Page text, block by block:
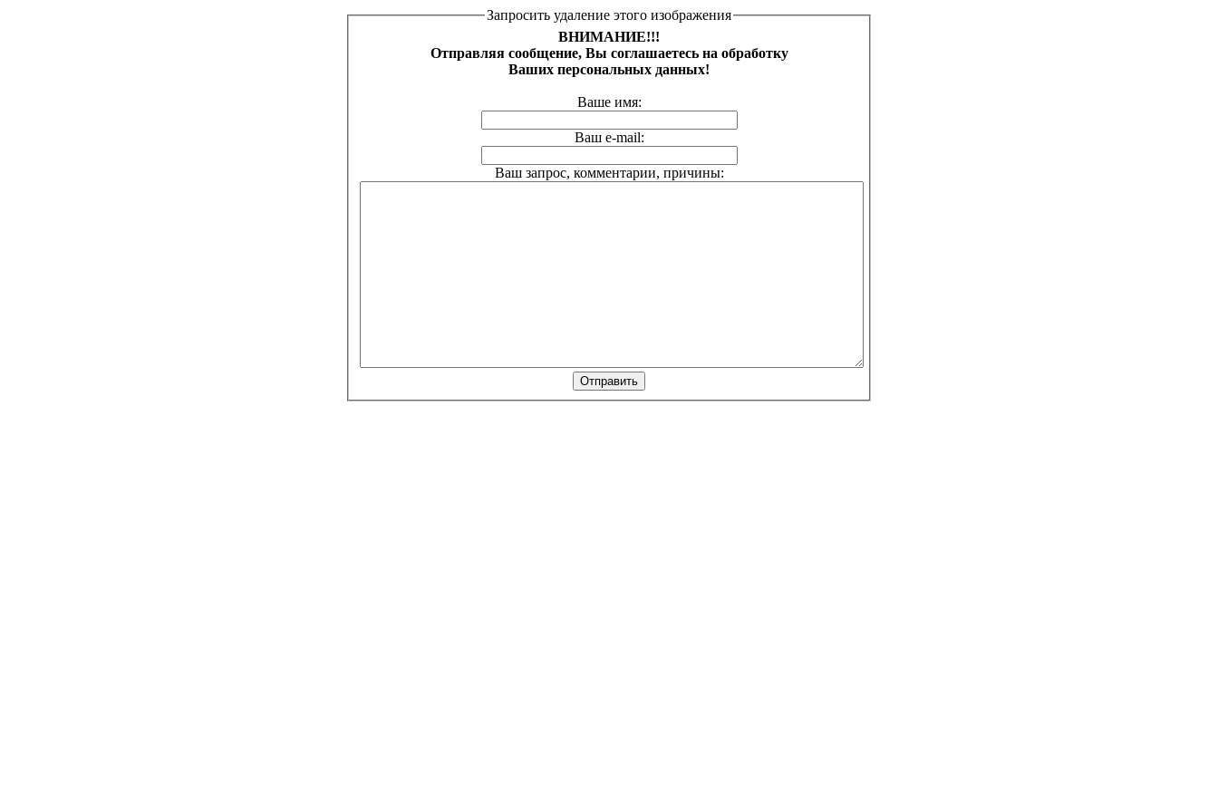
Запросить удаление этого изображения
ВНИМАНИЕ!!!
Отправляя сообщение, Вы соглашаетесь на обработку
Ваших персональных данных!
Ваше имя:
Ваш e-mail:
Ваш запрос, комментарии, причины: